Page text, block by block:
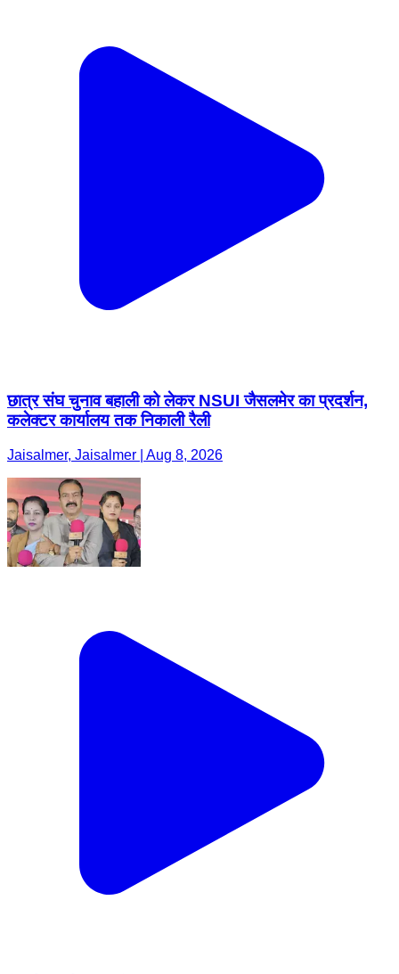
छात्र संघ चुनाव बहाली को लेकर NSUI जैसलमेर का प्रदर्शन,
कलेक्टर कार्यालय तक निकाली रैली
Jaisalmer, Jaisalmer | Aug 8, 2026